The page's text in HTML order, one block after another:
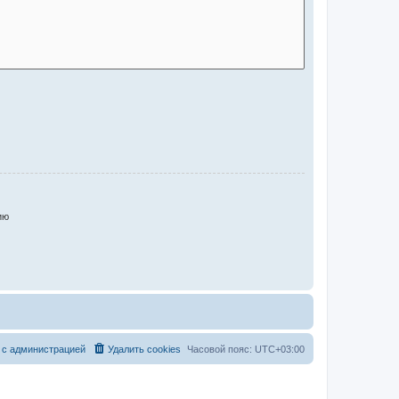
Часовой пояс: UTC+03:00
Удалить cookies
администрацией